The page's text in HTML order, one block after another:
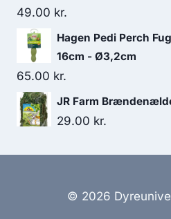
49.00 kr.
Hagen Pedi Perch
16cm - Ø3,2cm
65.00 kr.
JR Farm
29.00 kr.
© 2026